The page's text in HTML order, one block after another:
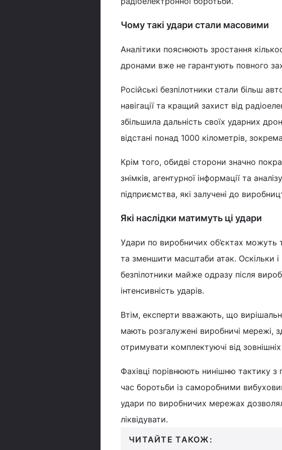
Чому такі удари стали масовими
Аналітики пояснюють зростання
дронами вже не гарантують повного
Російські безпілотники стали більш
навігації та кращий захист від
збільшила дальність своїх ударних
відстані понад 1000 кілометрів,
Крім того, обидві сторони значно
знімків, агентурної інформації та
підприємства, які залучені до
Які наслідки матимуть ці удари
Удари по виробничих об’єктах можуть
та зменшити масштаби атак. Оскільки і
безпілотники майже одразу після
інтенсивність ударів.
Втім, експерти вважають, що
мають розгалужені виробничі мережі,
отримувати комплектуючі від зовнішніх
Фахівці порівнюють нинішню тактику з
час боротьби із саморобними
удари по виробничих мережах
ліквідувати.
ЧИТАЙТЕ ТАКОЖ: